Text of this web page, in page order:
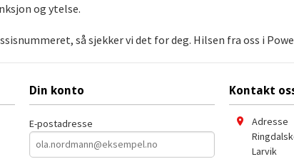
og ytelse.
så sjekker vi det for deg. Hilsen fra oss i
Din konto
E-postadresse
Kontakt
Adresse
Larvik